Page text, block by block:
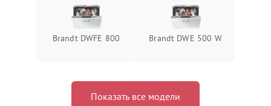
Brandt DWFE 800 Brandt DWE 500 W
Показать все модели